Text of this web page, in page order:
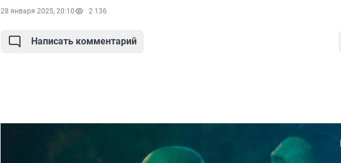
28 января 2025, 20:10 2 136
Написать комментарий